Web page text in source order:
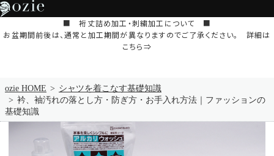
■ 裄丈詰め加工・刺繍加工について ■
お盆期間前後は、通常と加工期間が異なりますのでご了承ください。 詳細は
こちら⇒
ozie HOME
シャツを着こなす基礎知識
衿、袖汚れの落とし方・防ぎ方・お手入れ方法｜ファッションの
基礎知識